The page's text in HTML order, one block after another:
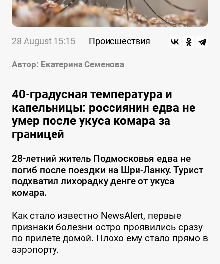
28 August 15:15 Происшествия
Автор: Екатерина Семенова
40-градусная температура и
капельницы: россиянин едва не
умер после укуса комара за
границей
28-летний житель Подмосковья едва не
погиб после поездки на Шри-Ланку. Турист
подхватил лихорадку денге от укуса
комара.
Как стало известно NewsAlert, первые
признаки болезни остро проявились сразу
по прилете домой. Плохо ему стало прямо в
аэропорту.